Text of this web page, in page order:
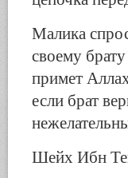
Малика
своему
примет
если брат
Шейх Ибн